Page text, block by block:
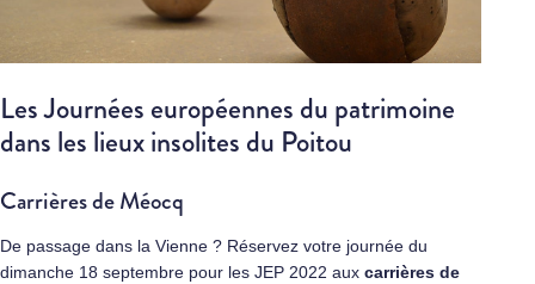
Les Journées européennes du patrimoine
dans les lieux insolites du Poitou
Carrières de Méocq
De passage dans la Vienne ? Réservez votre journée du
dimanche 18 septembre pour les JEP 2022 aux carrières de